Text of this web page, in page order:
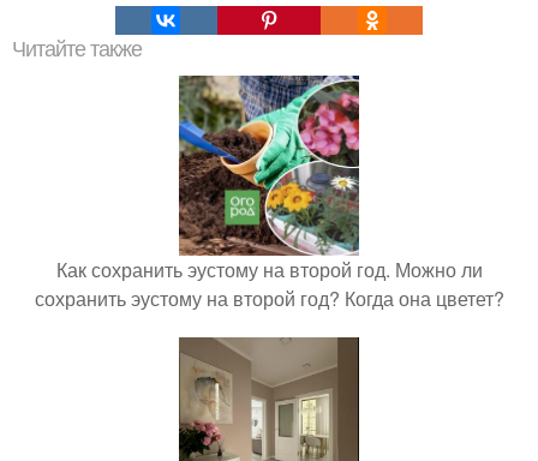
Читайте также
Как сохранить эустому на второй год. Можно ли
сохранить эустому на второй год? Когда она цветет?